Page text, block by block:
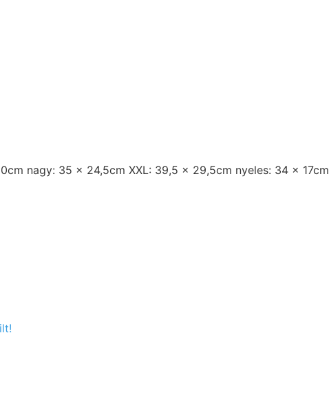
nagy: 35 x 24,5cm XXL: 39,5 x 29,5cm nyeles: 34 x 17cm